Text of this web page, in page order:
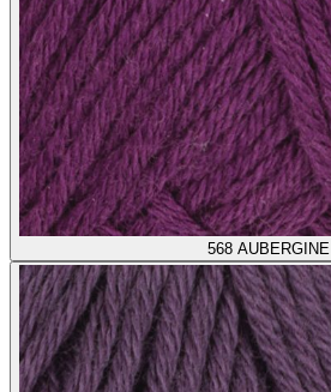
568 AUBERGINE